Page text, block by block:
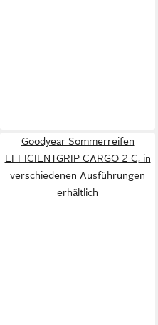
Goodyear Sommerreifen
EFFICIENTGRIP CARGO 2 C, in
verschiedenen Ausführungen
erhältlich